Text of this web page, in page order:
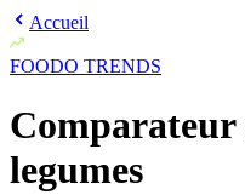
Accueil
FOODO TRENDS
legumes